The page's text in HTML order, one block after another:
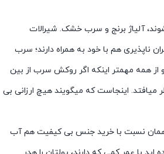
آلیاژ برنج و سرب خشک. شیرالات
هم با خود به همراه دارند؛ سرب
همه مهمتر اینکه اگر روکش سرب از بین
اینجاست که میگویند هیچ ارزانی بی
نسبت با خرید جنس بی کیفیت هم آب